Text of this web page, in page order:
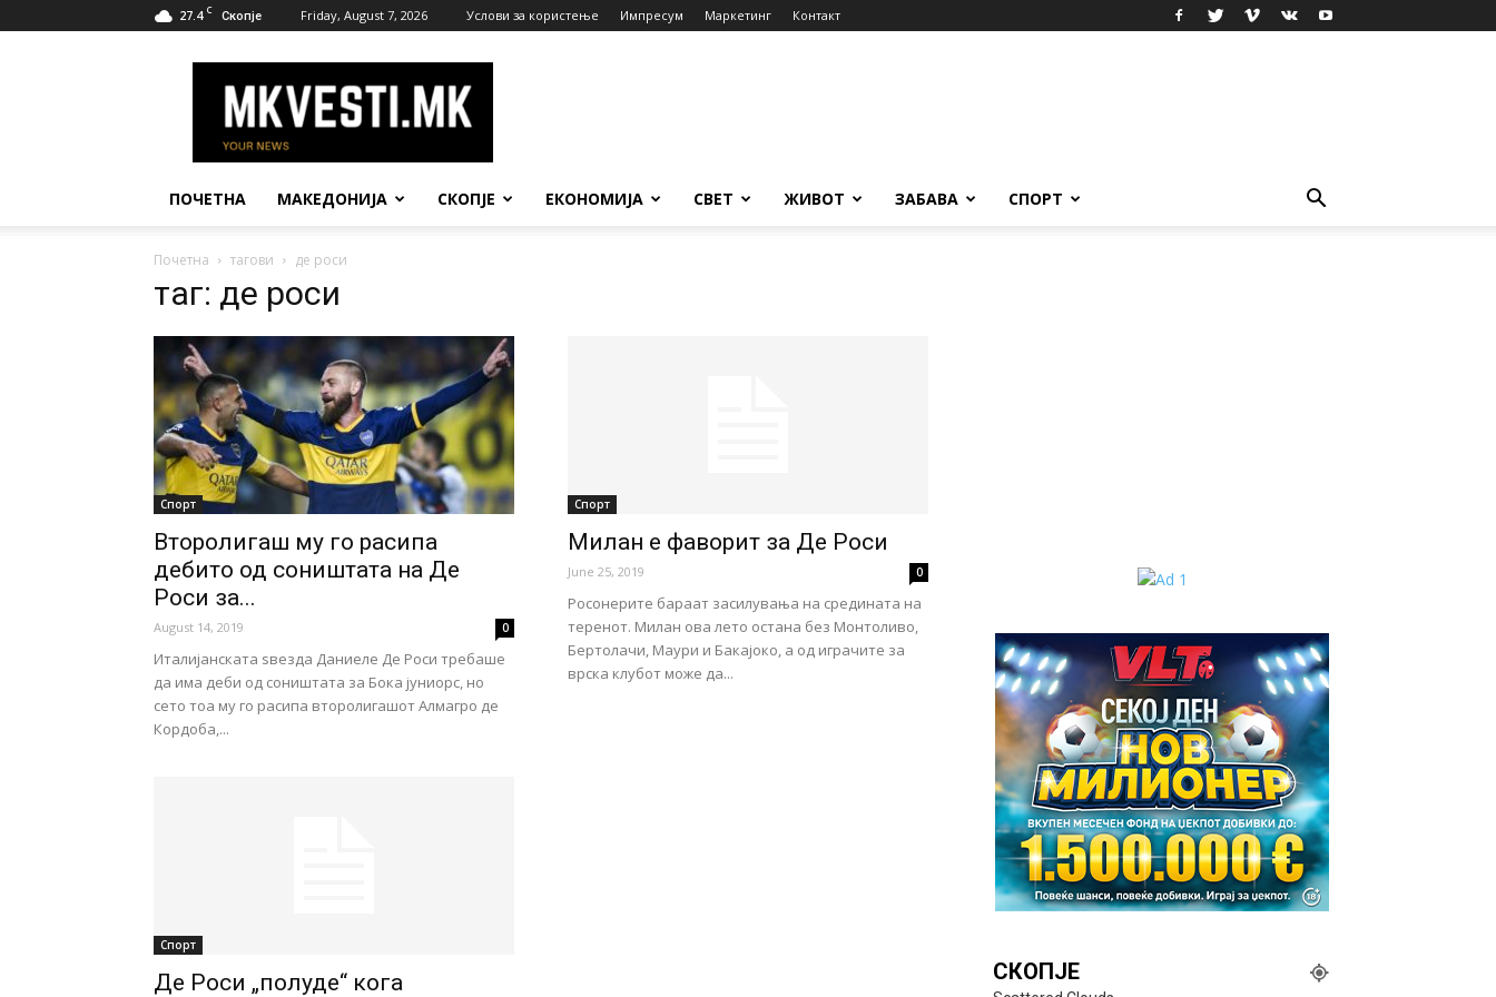
27.4 C Скопје Friday, August 7, 2026 Услови за користење Импресум Маркетинг Контакт
Вести
ПОЧЕТНА МАКЕДОНИЈА СКОПЈЕ ЕКОНОМИЈА СВЕТ ЖИВОТ ЗАБАВА СПОРТ
Почетна тагови де роси
таг: де роси
Спорт
Второлигаш му го расипа
дебито од соништата на Де
Роси за...
August 14, 2019 0
Италијанската ѕвезда Даниеле Де Роси требаше
да има деби од соништата за Бока јуниорс, но
сето тоа му го расипа второлигашот Алмагро де
Кордоба,...
Спорт
Милан е фаворит за Де Роси
June 25, 2019 0
Росонерите бараат засилувања на средината на
теренот. Милан ова лето остана без Монтоливо,
Бертолачи, Маури и Бакајоко, а од играчите за
врска клубот може да...
Спорт
Де Роси „полуде“ кога СКОПЈЕ